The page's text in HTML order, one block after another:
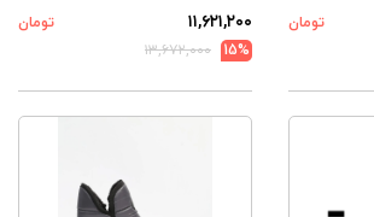
تومان
۱۱,۶۲۱,۲۰۰
تومان
15%
۱۳,۶۷۲,۰۰۰